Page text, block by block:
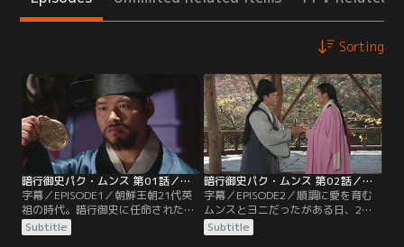
Sorting
暗行御史パク・ムンス 第01話／字幕
字幕／EPISODE1／朝鮮王朝21代英
祖の時代。暗行御史に任命されたム
ンス。暗行に出かける日、幼なじみ
のジュンミンに再会する。幼かった
Subtitle
暗行御史パク・ムンス 第02話／字幕
字幕／EPISODE2／順調に愛を育む
ムンスとヨニだったがある日、2人
を引き裂く出来事が…。住んでいた
場所を離れることになったムンス
Subtitle